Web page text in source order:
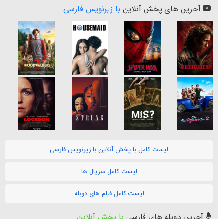
آخرین های پخش آنلاین با زیرنویس فارسی
لیست کامل با پخش آنلاین با زیرنویس فارسی
لیست کامل سریال ها
لیست کامل فیلم های دوبله